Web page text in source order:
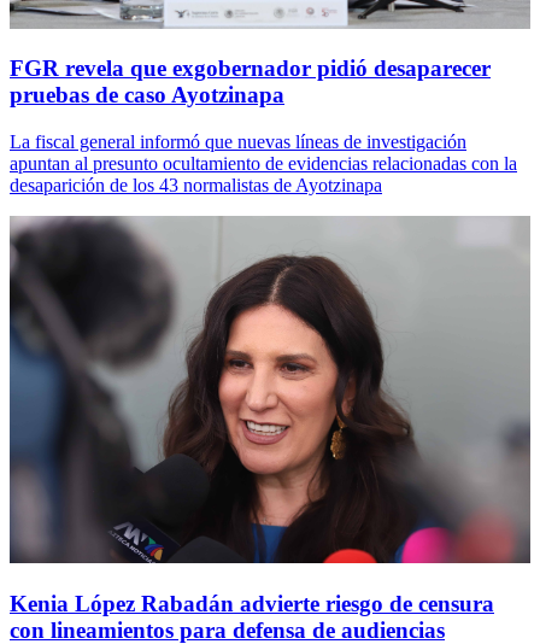
FGR revela que exgobernador pidió desaparecer
pruebas de caso Ayotzinapa
La fiscal general informó que nuevas líneas de investigación
apuntan al presunto ocultamiento de evidencias relacionadas con la
desaparición de los 43 normalistas de Ayotzinapa
Kenia López Rabadán advierte riesgo de censura
con lineamientos para defensa de audiencias